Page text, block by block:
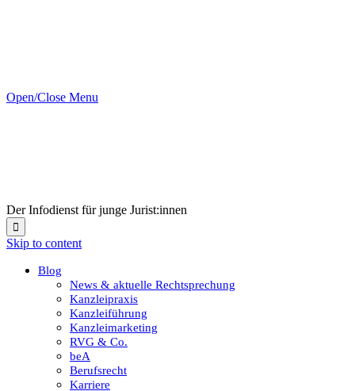
Open/Close Menu
Der Infodienst für junge Jurist:innen

Skip to content
Blog
News & aktuelle Rechtsprechung
Kanzleipraxis
Kanzleiführung
Kanzleimarketing
RVG & Co.
beA
Berufsrecht
Karriere